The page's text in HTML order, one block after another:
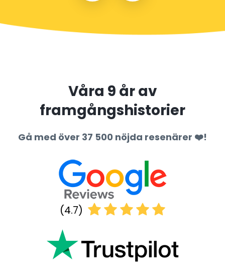
Våra 9 år av
framgångshistorier
Gå med över 37 500 nöjda resenärer ❤️!
(4.7)